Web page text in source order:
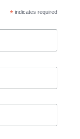
* indicates required